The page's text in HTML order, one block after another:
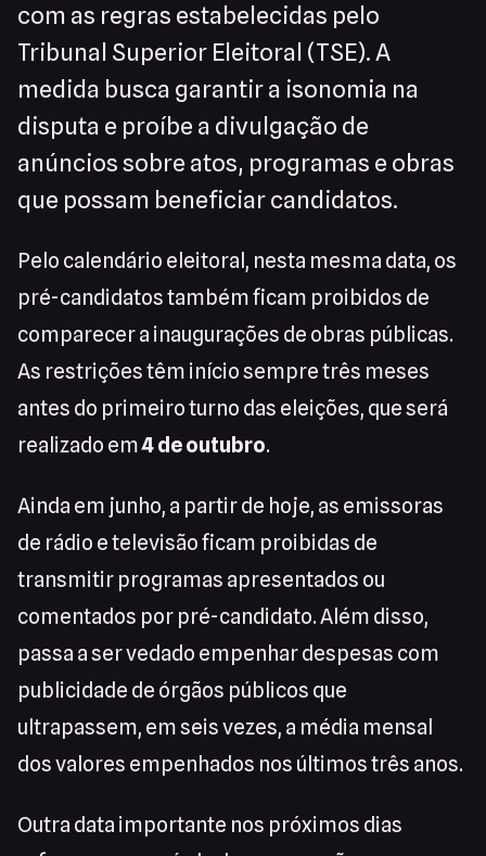
com as regras estabelecidas pelo
Tribunal Superior Eleitoral (TSE). A
medida busca garantir a isonomia na
disputa e proíbe a divulgação de
anúncios sobre atos, programas e obras
que possam beneficiar candidatos.
Pelo calendário eleitoral, nesta mesma data, os
pré-candidatos também ficam proibidos de
comparecer a inaugurações de obras públicas.
As restrições têm início sempre três meses
antes do primeiro turno das eleições, que será
realizado em4 de outubro.
Ainda em junho, a partir de hoje, as emissoras
de rádio e televisão ficam proibidas de
transmitir programas apresentados ou
comentados por pré-candidato. Além disso,
passa a ser vedado empenhar despesas com
publicidade de órgãos públicos que
ultrapassem, em seis vezes, a média mensal
dos valores empenhados nos últimos três anos.
Outra data importante nos próximos dias